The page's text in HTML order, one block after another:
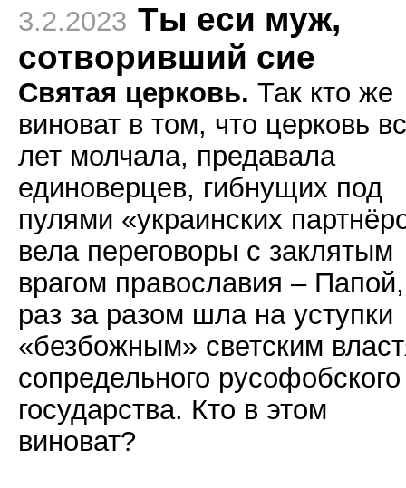
3.2.2023 Ты еси муж,
сотворивший сие
Святая церковь. Так кто же
виноват в том, что церковь
лет молчала, предавала
единоверцев, гибнущих под
пулями «украинских
вела переговоры с заклятым
врагом православия –
раз за разом шла на уступки
«безбожным» светским
сопредельного русофобского
государства. Кто в этом
виноват?